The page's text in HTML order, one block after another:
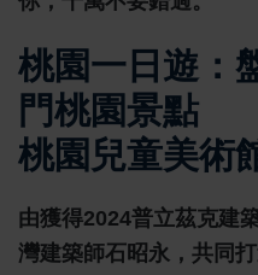
桃園一日遊：
門桃園景點
桃園兒童美術
由獲得2024普立茲克建
灣建築師石昭永，共同